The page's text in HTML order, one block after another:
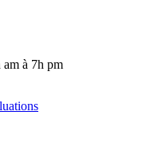
à 7h pm